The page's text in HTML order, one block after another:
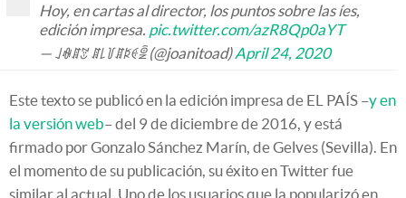
Hoy, en cartas al director, los puntos sobre las íes,
edición impresa. pic.twitter.com/azR8Qp0aYT
— ꒑ꊿꁲꃔ ꁲ꒒꒦ꁲꌅꑀꑒ (@joanitoad)April 24, 2020
Este texto se publicó en la edición impresa de EL PAÍS –y en
la versión web– del 9 de diciembre de 2016, y está
firmado por Gonzalo Sánchez Marín, de Gelves (Sevilla). En
el momento de su publicación, su éxito en Twitter fue
similar al actual. Uno de los usuarios que la popularizó en